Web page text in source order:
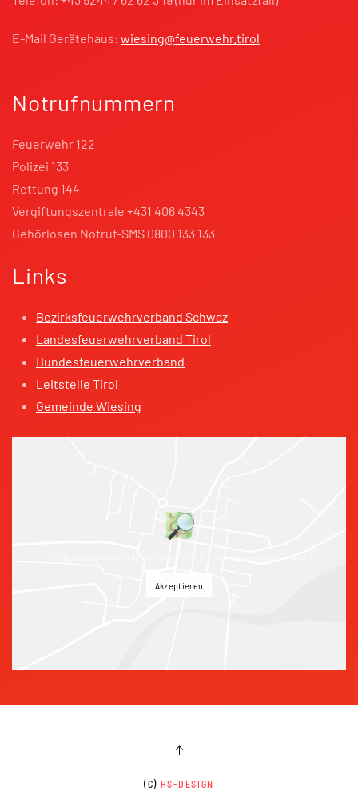
E-Mail Gerätehaus: wiesing@feuerwehr.tirol
Notrufnummern
Feuerwehr 122
Polizei 133
Rettung 144
Vergiftungszentrale +431 406 4343
Gehörlosen Notruf-SMS 0800 133 133
Links
Bezirksfeuerwehrverband Schwaz
Landesfeuerwehrverband Tirol
Bundesfeuerwehrverband
Leitstelle Tirol
Gemeinde Wiesing
Akzeptieren
(C) HS-DESIGN